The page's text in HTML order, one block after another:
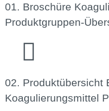
01. Broschüre
Produktgruppen-
02. Produktübersicht
Koagulierungsmittel